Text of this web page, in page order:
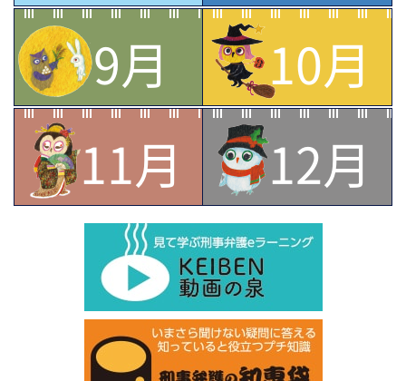
9月
10月
11月
12月